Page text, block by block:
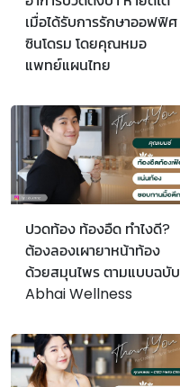
เมื่อได้รับการรักษาออฟฟิศ
ซินโดรม โดยคุณหมอ
แพทย์แผนไทย
ปวดท้อง ท้องอืด ทำไงดี?
ต้องลองเผายาหน้าท้อง
ด้วยสมุนไพร ตามแบบฉบับ
Abhai Wellness